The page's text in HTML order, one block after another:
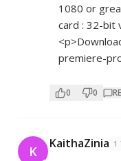
1080 or
card : 32-bit
premiere-
0 0
K KaithaZinia 1